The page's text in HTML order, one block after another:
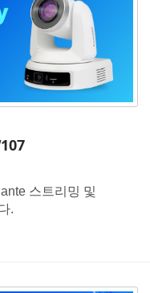
스트리밍 및
.